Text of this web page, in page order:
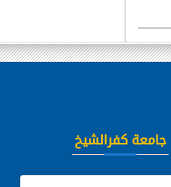
جامعة كفرالشيخ